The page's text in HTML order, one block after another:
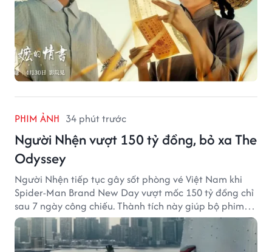
PHIM ẢNH 34 phút trước
Người Nhện vượt 150 tỷ đồng, bỏ xa The
Odyssey
Người Nhện tiếp tục gây sốt phòng vé Việt Nam khi
Spider-Man Brand New Day vượt mốc 150 tỷ đồng chỉ
sau 7 ngày công chiếu. Thành tích này giúp bộ phim
của Tom Holland tạo khoảng cách đáng kể với The
Odyssey trên đường đua doanh thu.